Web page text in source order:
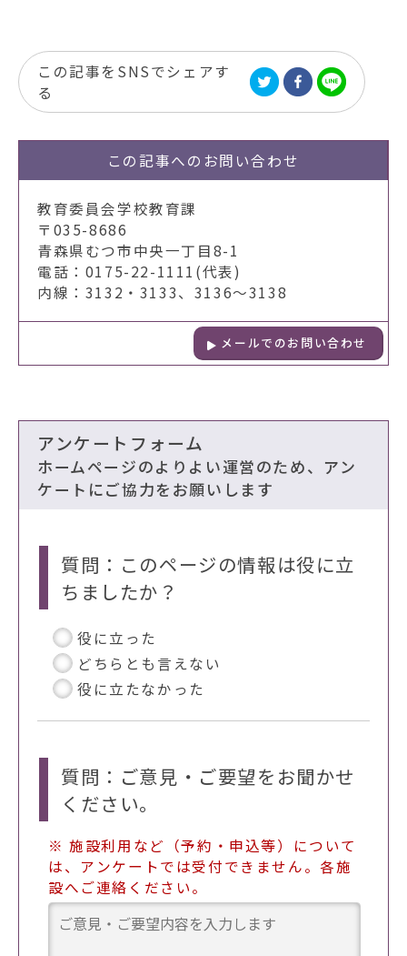
この記事をSNSでシェアす
る
この記事への お問い合わせ
教育委員会学校教育課
〒035-8686
青森県むつ市中央一丁目8-1
電話：0175-22-1111(代表)
内線：3132・3133、3136～3138
メールでのお問い合わせ
アンケートフォーム
ホームページのよりよい運営のため、アン
ケートにご協力をお願いします
質問：このページの情報は役に立
ちましたか？
役に立った
どちらとも言えない
役に立たなかった
質問：ご意見・ご要望をお聞かせ
ください。
※ 施設利用など（予約・申込等）について
は、アンケートでは受付できません。各施
設へご連絡ください。